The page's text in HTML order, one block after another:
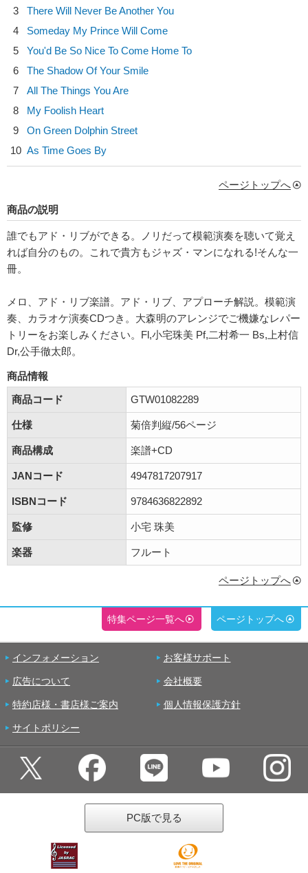
3
There Will Never Be Another You
4
Someday My Prince Will Come
5
You'd Be So Nice To Come Home To
6
The Shadow Of Your Smile
7
All The Things You Are
8
My Foolish Heart
9
On Green Dolphin Street
10 As Time Goes By
ページトップへ
商品の説明
誰でもアド・リブができる。ノリだって模範演奏を聴いて覚え
れば自分のもの。これで貴方もジャズ・マンになれる!そんな一
冊。
メロ、アド・リブ楽譜。アド・リブ、アプローチ解説。模範演
奏、カラオケ演奏CDつき。大森明のアレンジでご機嫌なレパー
トリーをお楽しみください。Fl,小宅珠美 Pf,二村希一 Bs,上村信
Dr,公手徹太郎。
商品情報
商品コード
GTW01082289
仕様 菊倍判縦/56ページ
商品構成 楽譜+CD
JANコード 4947817207917
ISBNコード 9784636822892
監修 小宅 珠美
楽器 フルート
ページトップへ
特集ページ一覧へ ページトップへ
インフォメーション お客様サポート
広告について 会社概要
特約店様・書店様ご案内 個人情報保護方針
サイトポリシー
PC版で見る